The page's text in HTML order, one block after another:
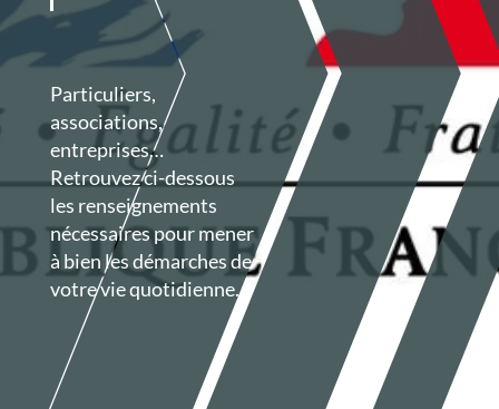
Particuliers,
associations,
entreprises…
Retrouvez ci-dessous
les renseignements
nécessaires pour mener
à bien les démarches de
votre vie quotidienne.